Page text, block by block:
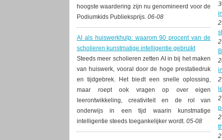
hoogste waardering zijn nu genomineerd voor de
Podiumkids Publieksprijs. 06-08
AI als huiswerkhulp: waarom 90 procent van de
scholieren kunstmatige intelligentie gebruikt
Steeds meer scholieren zetten AI in bij het maken
van huiswerk, vooral door de hoge prestatiedruk
en tijdgebrek. Het biedt een snelle oplossing,
maar roept ook vragen op over eigen
leerontwikkeling, creativiteit en de rol van
onderwijs in een tijd waarin kunstmatige
intelligentie steeds toegankelijker wordt. 05-08